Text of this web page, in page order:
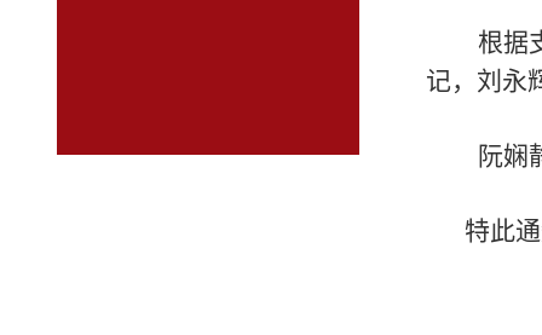
根据
记，刘永
阮娴
特此